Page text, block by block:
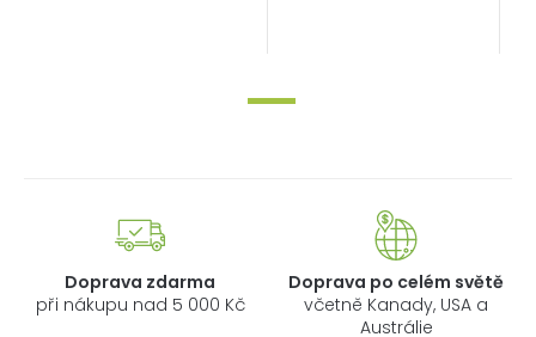
Doprava zdarma
při nákupu nad 5 000 Kč
Doprava po celém světě
včetně Kanady, USA a
Austrálie